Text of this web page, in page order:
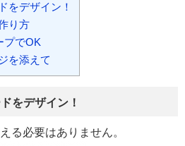
をデザイン！
り方
プでOK
を添えて
をデザイン！
る必要はありません。